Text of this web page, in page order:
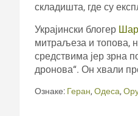
складишта, где су
Украјински блогер
митраљеза и топова,
средствима јер зрна
дронова“. Он хвали
Ознаке: Геран, Одеса,